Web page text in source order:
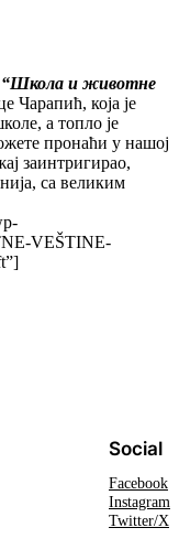
“Школа и животне
Чарапић, која је
а топло је
пронаћи у нашој
заинтригирао,
са великим
VEŠTINE-
Social
Facebook
Instagram
Twitter/X